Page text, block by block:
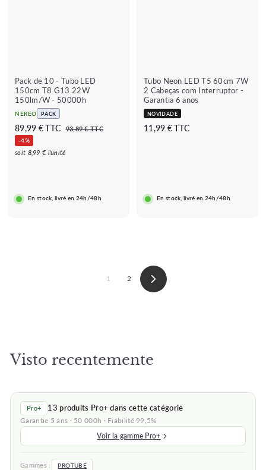
★
Pack de 10 - Tubo LED
150cm T8 G13 22W
150lm/W - 50000h
NEREO PACK
P
r
e
s
89,99 € TTC8
,
P
g
93,89 € TTC9
-4%
soit 8,99 € l'unité
En stock, livré en 24h/48h
Tubo Neon LED T5 60cm 7W
2 Cabeças com Interruptor -
Garantia 6 anos
NOVIDADE
11,99 € TTC1
En stock, livré en 24h/48h
1 2
Seguinte
Visto recentemente
Pro+
13 produits Pro+ dans cette catégorie
Garantie 5 ans · 50 000h · Fiabilité 99,5%
Voir la gamme Pro+
Gammes : PROTUBE